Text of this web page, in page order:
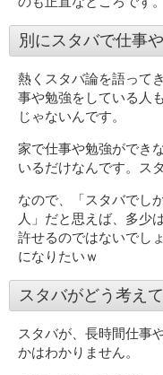
別にスタバで仕事
熱くスタバ論を語って
事や勉強をしている人
じゃないんです。
家で仕事や勉強ができ
いるだけなんです。ス
なので、「スタバでし
人」だと思えば、多少
許せるのではないでし
になりたいｗ
スタバがどう考え
スタバが、長時間仕事
かはわかりません。